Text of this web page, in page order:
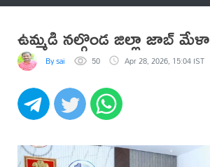
ఉమ్మడి నల్గొండ జిల్లా జాబ్ మేళా
By sai 50 Apr 28, 2026, 15:04 IST